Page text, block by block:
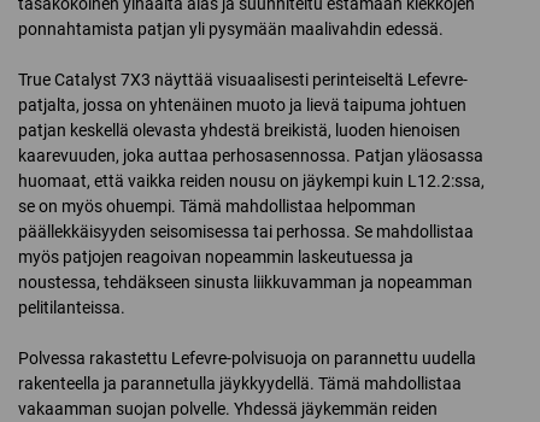
ponnahtamista patjan yli pysymään maalivahdin edessä.
True Catalyst 7X3 näyttää visuaalisesti perinteiseltä Lefevre-
patjalta, jossa on yhtenäinen muoto ja lievä taipuma johtuen
patjan keskellä olevasta yhdestä breikistä, luoden hienoisen
kaarevuuden, joka auttaa perhosasennossa. Patjan yläosassa
huomaat, että vaikka reiden nousu on jäykempi kuin L12.2:ssa,
se on myös ohuempi. Tämä mahdollistaa helpomman
päällekkäisyyden seisomisessa tai perhossa. Se mahdollistaa
myös patjojen reagoivan nopeammin laskeutuessa ja
noustessa, tehdäkseen sinusta liikkuvamman ja nopeamman
pelitilanteissa.
Polvessa rakastettu Lefevre-polvisuoja on parannettu uudella
rakenteella ja parannetulla jäykkyydellä. Tämä mahdollistaa
vakaamman suojan polvelle. Yhdessä jäykemmän reiden